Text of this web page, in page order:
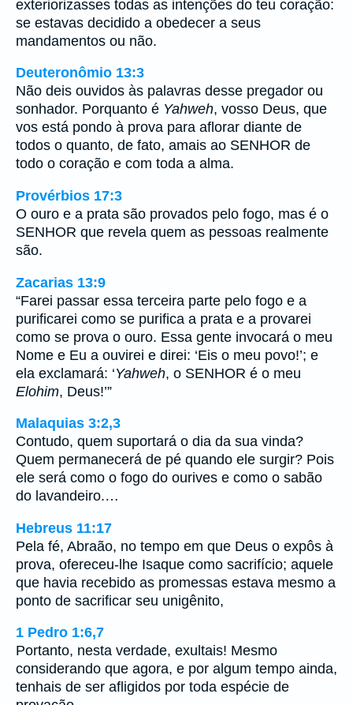
exteriorizasses todas as intenções do teu coração:
se estavas decidido a obedecer a seus
mandamentos ou não.
Deuteronômio 13:3
Não deis ouvidos às palavras desse pregador ou
sonhador. Porquanto é Yahweh, vosso Deus, que
vos está pondo à prova para aflorar diante de
todos o quanto, de fato, amais ao SENHOR de
todo o coração e com toda a alma.
Provérbios 17:3
O ouro e a prata são provados pelo fogo, mas é o
SENHOR que revela quem as pessoas realmente
são.
Zacarias 13:9
“Farei passar essa terceira parte pelo fogo e a
purificarei como se purifica a prata e a provarei
como se prova o ouro. Essa gente invocará o meu
Nome e Eu a ouvirei e direi: ‘Eis o meu povo!’; e
ela exclamará: ‘Yahweh, o SENHOR é o meu
Elohim, Deus!’”
Malaquias 3:2,3
Contudo, quem suportará o dia da sua vinda?
Quem permanecerá de pé quando ele surgir? Pois
ele será como o fogo do ourives e como o sabão
do lavandeiro.…
Hebreus 11:17
Pela fé, Abraão, no tempo em que Deus o expôs à
prova, ofereceu-lhe Isaque como sacrifício; aquele
que havia recebido as promessas estava mesmo a
ponto de sacrificar seu unigênito,
1 Pedro 1:6,7
Portanto, nesta verdade, exultais! Mesmo
considerando que agora, e por algum tempo ainda,
tenhais de ser afligidos por toda espécie de